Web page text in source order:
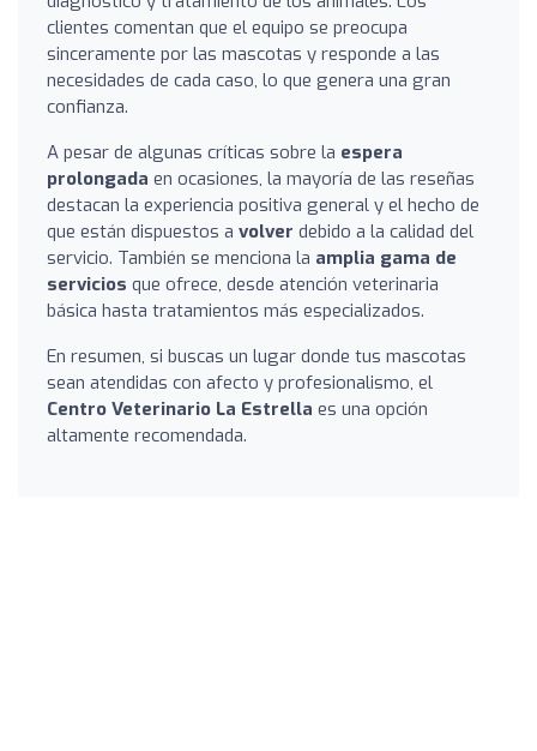
clientes comentan que el equipo se preocupa
sinceramente por las mascotas y responde a las
necesidades de cada caso, lo que genera una gran
confianza.
A pesar de algunas críticas sobre la espera
prolongada en ocasiones, la mayoría de las reseñas
destacan la experiencia positiva general y el hecho de
que están dispuestos a volver debido a la calidad del
servicio. También se menciona la amplia gama de
servicios que ofrece, desde atención veterinaria
básica hasta tratamientos más especializados.
En resumen, si buscas un lugar donde tus mascotas
sean atendidas con afecto y profesionalismo, el
Centro Veterinario La Estrella es una opción
altamente recomendada.